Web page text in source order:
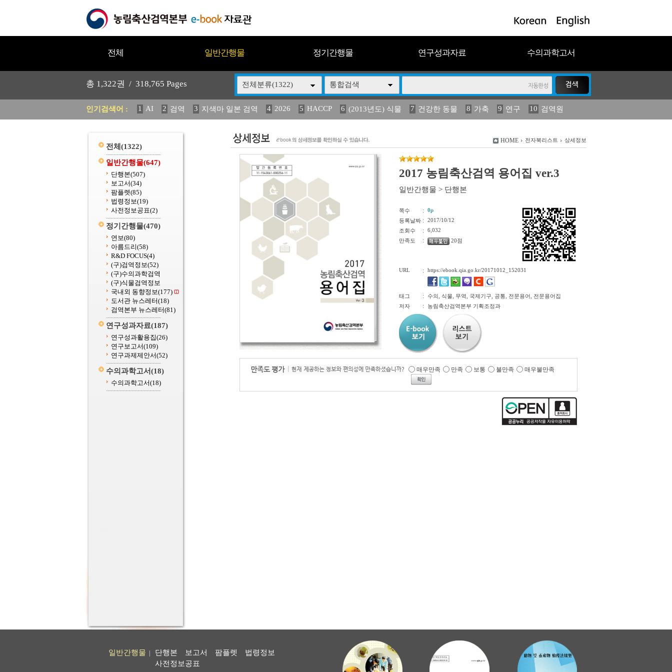
전체 일반간행물 정기간행물 연구성과자료 수의과학고서
총 1,322권 / 318,765 Pages 전체분류(1322) 통합검색
인기검색어 : 1 AI 2 검역 3 지색마 일본 검역 4 2026 5 HACCP 6 (2013년도) 식물 7 건강한 동물 8 가축 9 연구 10 검역원
11 2025 12 중독성 식물 도감 13 媛 異 14 (2013년도) 식 15 구제역 16 관리 17 연보 18 농림수산 19 2023
전체 (1322)
일반간행물(647)
단행본(507)
보고서(34)
팜플렛(85)
법령정보(19)
사전정보공표(2)
정기간행물(470)
연보(80)
아름드리(58)
R&D FOCUS(4)
(구)검역정보(52)
(구)수의과학검역
(구)식물검역정보
국내외 동향정보(177)
도서관 뉴스레터(18)
검역본부 뉴스레터(81)
연구성과자료(187)
연구성과활용집(26)
연구보고서(109)
연구과제제안서(52)
수의과학고서(18)
수의과학고서(18)
HOME 전자북리스트 상세정보
2017 농림축산검역 용어집 ver.3
일반간행물 > 단행본
쪽수 :
0p
등록날짜 :
2017/10/12
조회수
:
6,032
만족도
: 20점
URL : https://ebook.qia.go.kr/20171012_152031
태그 :
수의, 식물, 무역, 국제기구, 공통, 전문용어, 전문용어집
저자
: 농림축산검역본부 기획조정과
매우만족 만족 보통 불만족 매우불만족
일반간행물 단행본 보고서 팜플렛
법령정보
사전정보공표